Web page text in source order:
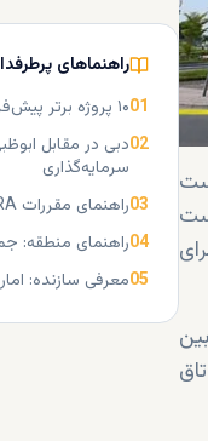
از 830 نشست
آسیای جنوب شرقی، 200 نشست
تجاری بین
راهنماهای
01۱۰ پروژه برتر پیش‌فروش در ۲۰۲۵
02دبی در مقابل
سرمایه‌گذاری
03راهنمای مقررات RERA و DLD
04راهنمای منطقه:
05معرفی سازنده: امار